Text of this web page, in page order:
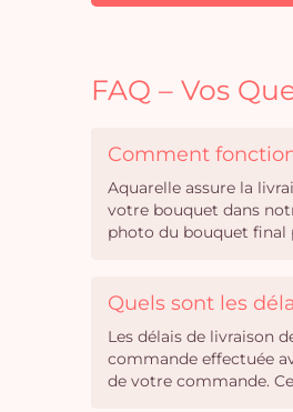
FAQ – Vos
Comment
Aquarelle assure la
votre bouquet dans
photo du bouquet final
Quels sont les
Les délais de livraison
commande effectuée
de votre commande.